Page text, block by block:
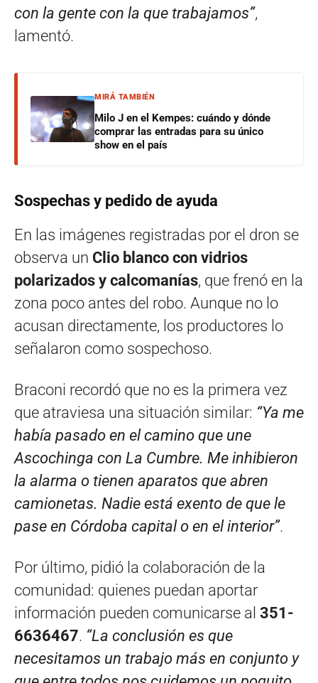
con la gente con la que trabajamos”,
lamentó.
MIRÁ TAMBIÉN
Milo J en el Kempes: cuándo y dónde
comprar las entradas para su único
show en el país
Sospechas y pedido de ayuda
En las imágenes registradas por el dron se
observa un Clio blanco con vidrios
polarizados y calcomanías, que frenó en la
zona poco antes del robo. Aunque no lo
acusan directamente, los productores lo
señalaron como sospechoso.
Braconi recordó que no es la primera vez
que atraviesa una situación similar: “Ya me
había pasado en el camino que une
Ascochinga con La Cumbre. Me inhibieron
la alarma o tienen aparatos que abren
camionetas. Nadie está exento de que le
pase en Córdoba capital o en el interior”.
Por último, pidió la colaboración de la
comunidad: quienes puedan aportar
información pueden comunicarse al 351-
6636467. “La conclusión es que
necesitamos un trabajo más en conjunto y